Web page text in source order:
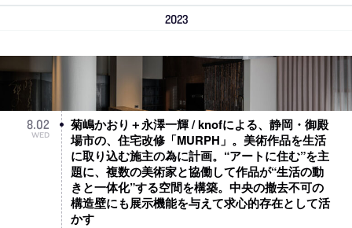
2023
8.02
WED
菊嶋かおり＋永澤一輝 / knofによる、静岡・御殿
場市の、住宅改修「MURPH」。美術作品を生活
に取り込む施主の為に計画。“アートに住む”を主
題に、複数の美術家と協働して作品が“生活の動
きと一体化”する空間を構築。中央の撤去不可の
構造壁にも展示機能を与えて求心的存在として活
かす